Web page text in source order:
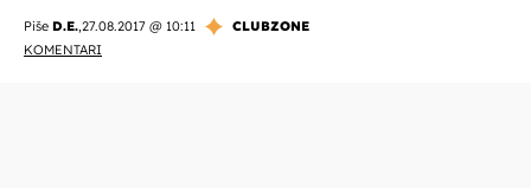
Piše D.E.,27.08.2017 @ 10:11
CLUBZONE
KOMENTARI